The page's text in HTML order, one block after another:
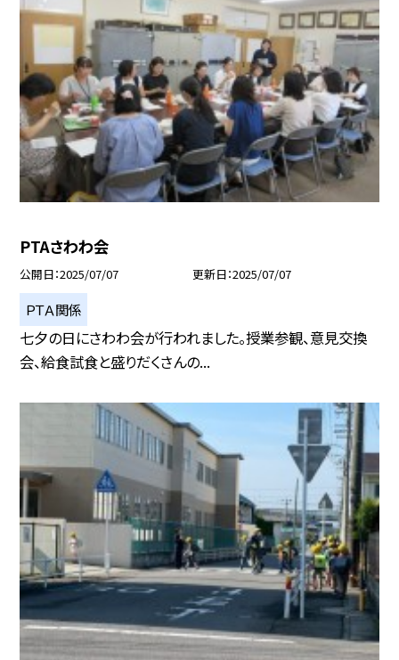
PTAさわわ会
公開日 2025/07/07 更新日 2025/07/07
ＰＴＡ関係
七夕の日にさわわ会が行われました。授業参観、意見交換
会、給食試食と盛りだくさんの...